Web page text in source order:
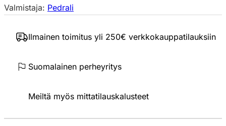
Valmistaja: Pedrali
Ilmainen toimitus yli 250€ verkkokauppatilauksiin
Suomalainen perheyritys
Meiltä myös mittatilauskalusteet